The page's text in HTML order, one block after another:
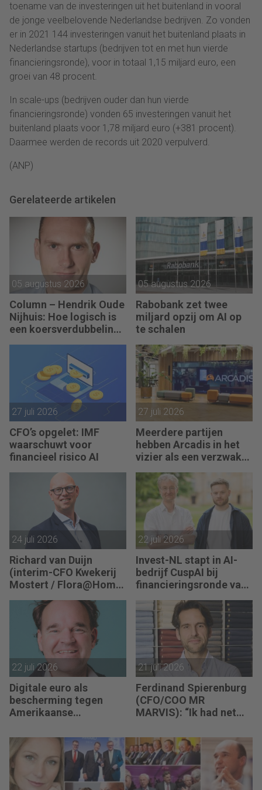
toename van de investeringen uit het buitenland in vooral
de jonge veelbelovende Nederlandse bedrijven. Zo vonden
er in 2021 144 investeringen vanuit het buitenland plaats in
Nederlandse startups (bedrijven tot en met hun vierde
financieringsronde), voor in totaal 1,15 miljard euro, een
groei van 48 procent.
In scale-ups (bedrijven ouder dan hun vierde
financieringsronde) vonden 65 investeringen vanuit het
buitenland plaats voor 1,78 miljard euro (+381 procent).
Daarmee werden de records uit 2020 verpulverd.
(ANP)
Gerelateerde artikelen
05 augustus 2026
Column – Hendrik Oude
Nijhuis: Hoe logisch is
een koersverdubbeling
eigenlijk?
05 augustus 2026
Rabobank zet twee
miljard opzij om AI op
te schalen
27 juli 2026
CFO’s opgelet: IMF
waarschuwt voor
financieel risico AI
27 juli 2026
Meerdere partijen
hebben Arcadis in het
vizier als een verzwakt
koopje
24 juli 2026
Richard van Duijn
(interim-CFO Kwekerij
Mostert / Flora@Home)
Manager: “We zitten in
een transitie van
reactief naar proactief.”
22 juli 2026
Invest-NL stapt in AI-
bedrijf CuspAI bij
financieringsronde van
22 juli 2026
Digitale euro als
bescherming tegen
Amerikaanse
21 juli 2026
Ferdinand Spierenburg
(CFO/COO MR
MARVIS): “Ik had net
hoogte ingesteld, of de
investeringsronde lag
op mijn bord.”